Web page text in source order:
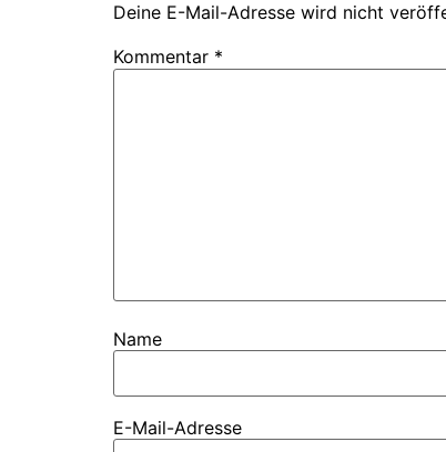
Deine E-Mail-Adresse wird nicht
Kommentar *
Name
E-Mail-Adresse